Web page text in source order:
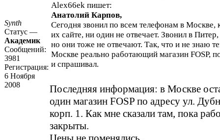
Synth
Статус —
Академик
Сообщений:
3981
Регистрация:
6 Ноября
2008
Alex66ek пишет:
Анатолий Карпов,
Сегодня звонил по всем телефонам в Москве,
их сайте, ни один не отвечает. Звонил в
но они тоже не отвечают. Так, что и не знаю
Москве реально работающий магазин FOSP,
и спрашивал.
Последняя информация: в Москве
один магазин FOSP по адресу ул.
корп. 1. Как мне сказали там, пока
закрыты.